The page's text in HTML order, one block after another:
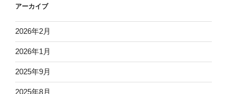
アーカイブ
2026年2月
2026年1月
2025年9月
2025年8月